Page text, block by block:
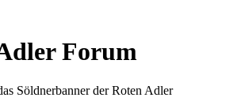
Forum
Söldnerbanner der Roten Adler